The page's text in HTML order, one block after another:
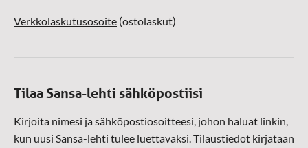
Verkkolaskutusosoite (ostolaskut)
Tilaa Sansa-lehti sähköpostiisi
Kirjoita nimesi ja sähköpostiosoitteesi, johon haluat linkin,
kun uusi Sansa-lehti tulee luettavaksi. Tilaustiedot kirjataan